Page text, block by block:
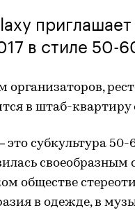
в стиле 50-
организаторов,
в штаб-квартиру
это субкультура
обществе
в одежде, в